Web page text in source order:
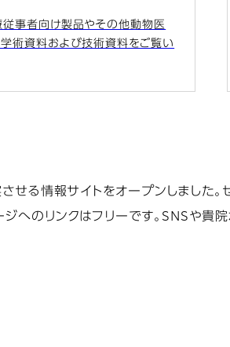
事者向け製品やその他動物医
術資料および技術資料をご覧い
せる情報サイトをオープンしました
へのリンクはフリーです。SNSや貴